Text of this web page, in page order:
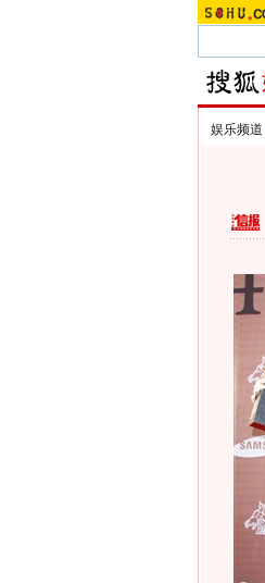
娱乐频道